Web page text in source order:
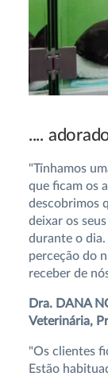
....
"Tínhamos
que ficam os
descobrimos
deixar os
durante o
perceção do
receber de
Dra. DANA
Veterinária,
"Os clientes
Estão